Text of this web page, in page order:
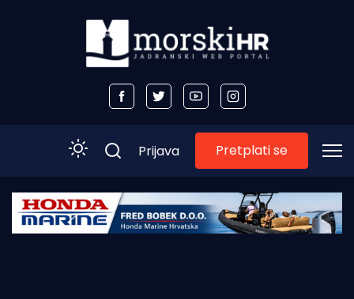
Početna
Prijava Pretplati se